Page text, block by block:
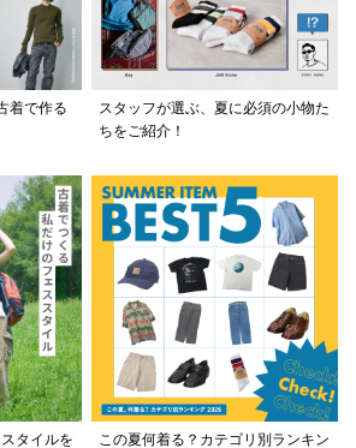
着で作る
スタッフが選ぶ、夏に必須の小物た
ちをご紹介！
タイルを
この夏何着る？カテゴリ別ランキン